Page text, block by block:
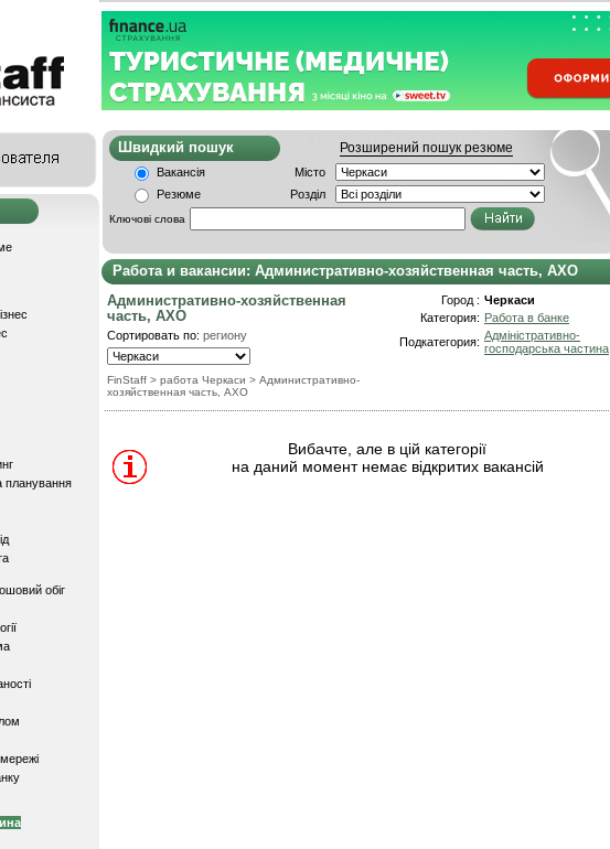
планування
обіг
Швидкий пошук Розширений пошук резюме
Вакансія
Місто
Резюме
Розділ
Ключові слова
Работа и вакансии: Административно-хозяйственная часть, АХО
Административно-хозяйственная
часть, АХО
Сортировать по: региону
FinStaff > работа Черкаси > Административно-
хозяйственная часть, АХО
Город : Черкаси
Категория: Работа в банке
Подкатегория: Адміністративно-
господарська частина
Вибачте, але в цій категорії
на даний момент немає відкритих вакансій